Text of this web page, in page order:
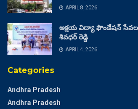
APRIL 8, 2026
అక్షయ విద్యా ఫౌండేషన్
శివధర్ రెడ్డి
APRIL 4, 2026
Categories
Andhra Pradesh
Andhra Pradesh